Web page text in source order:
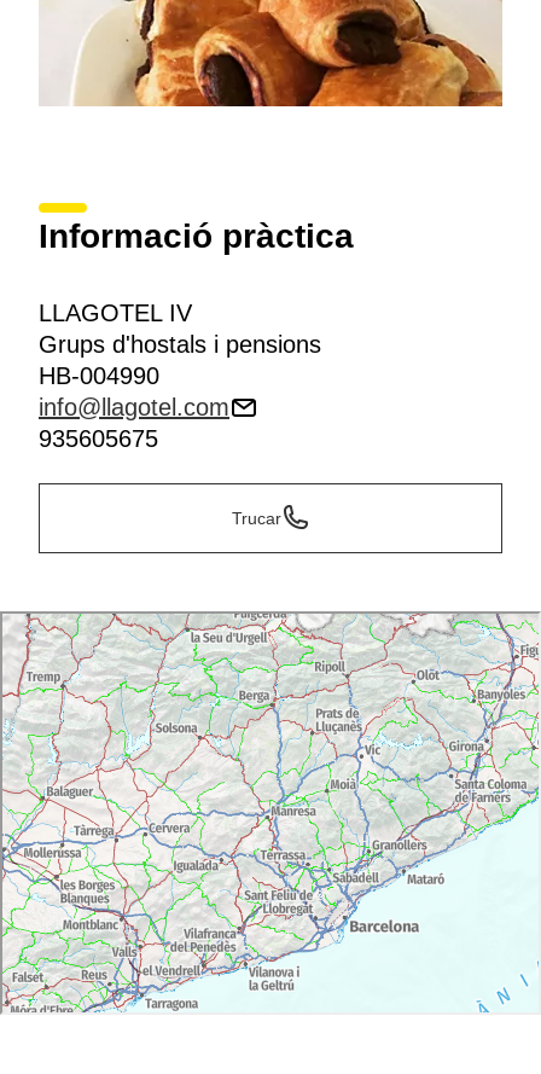
Informació pràctica
LLAGOTEL IV
Grups d'hostals i pensions
HB-004990
info@llagotel.com
935605675
Trucar